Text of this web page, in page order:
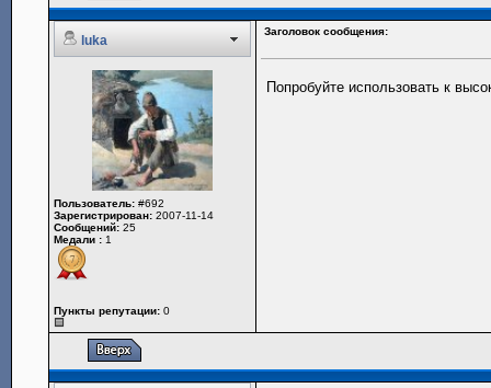
luka
Заголовок сообщения:
Пользователь: #692
Зарегистрирован: 2007-11-14
Сообщений: 25
Медали : 1
Пункты репутации: 0
Попробуйте использовать к